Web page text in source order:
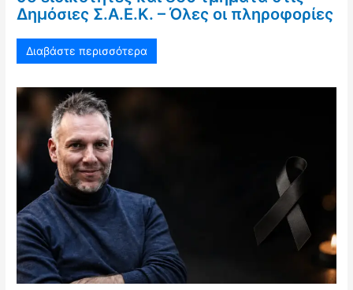
Δημόσιες Σ.Α.Ε.Κ. – Όλες οι πληροφορίες
Διαβάστε περισσότερα